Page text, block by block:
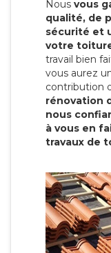
Nous vous
qualité, de
sécurité et
votre
travail bien
vous aurez
contribution
rénovation
nous
à vous en
travaux de